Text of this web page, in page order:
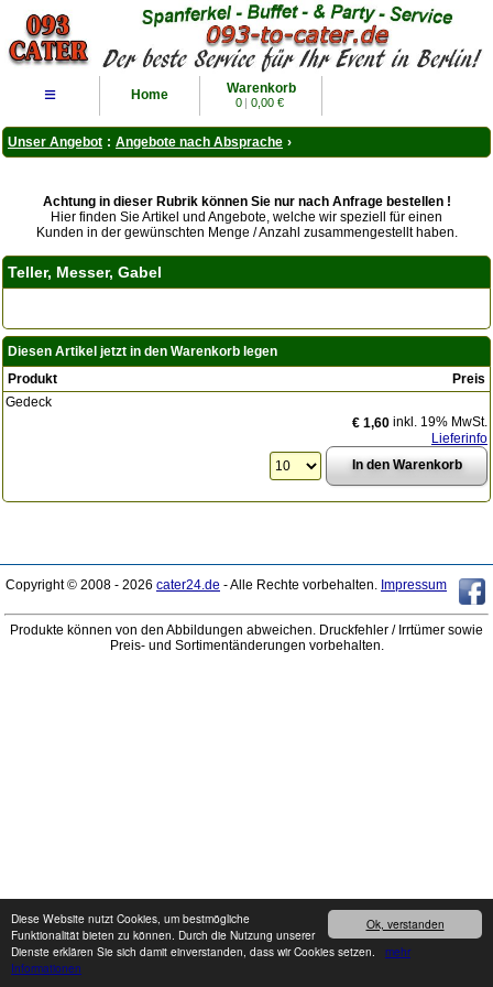
Ok, verstanden
Diese Website nutzt Cookies, um bestmögliche
Funktionalität bieten zu können. Durch die Nutzung unserer
Dienste erklären Sie sich damit einverstanden, dass wir Cookies setzen. mehr
Informationen
≡ Home Warenkorb
0 | 0,00 €
Unser Angebot : Angebote nach Absprache ›
Achtung in dieser Rubrik können Sie nur nach Anfrage bestellen !
Hier finden Sie Artikel und Angebote, welche wir speziell für einen
Kunden in der gewünschten Menge / Anzahl zusammengestellt haben.
Teller, Messer, Gabel
Diesen Artikel jetzt in den Warenkorb legen
Produkt
Preis
Gedeck
€ 1,60 inkl. 19% MwSt.
Lieferinfo
Copyright © 2008 - 2026 cater24.de - Alle Rechte vorbehalten. Impressum
Produkte können von den Abbildungen abweichen. Druckfehler / Irrtümer sowie
Preis- und Sortimentänderungen vorbehalten.